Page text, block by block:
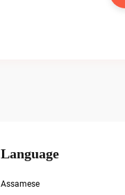
Language
Assamese